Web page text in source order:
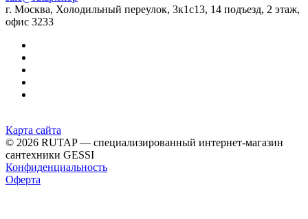
г. Москва, Холодильный переулок, 3к1с13, 14 подъезд, 2 этаж,
офис 3233
Карта сайта
© 2026 RUTAP — специализированный интернет-магазин
сантехники GESSI
Конфиденциальность
Оферта